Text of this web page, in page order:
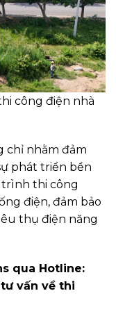
công điện nhà
chỉ nhằm đảm
phát triển bền
trình thi công
điện, đảm bảo
thụ điện năng
qua Hotline:
tư vấn về thi